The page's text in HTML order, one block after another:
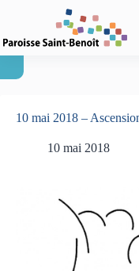
10 mai 2018 –
10 mai 2018